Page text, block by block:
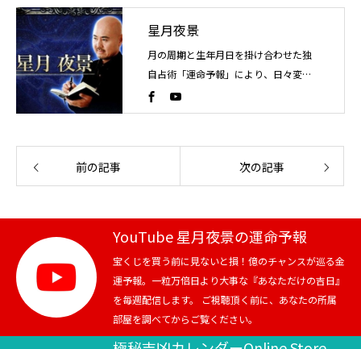
星月夜景
月の周期と生年月日を掛け合わせた独
自占術「運命予報」により、日々変化
する運気の流れを読み解く占い師。こ
れまでに4万人以上を鑑定。
前の記事 次の記事
YouTube 星月夜景の運命予報
宝くじを買う前に見ないと損！億のチャンスが巡る金
運予報。一粒万倍日より大事な『あなただけの吉日』
を毎週配信します。 ご視聴頂く前に、あなたの所属
部屋を調べてからご覧ください。